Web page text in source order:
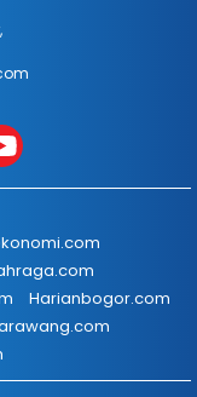
Harianbogor.com